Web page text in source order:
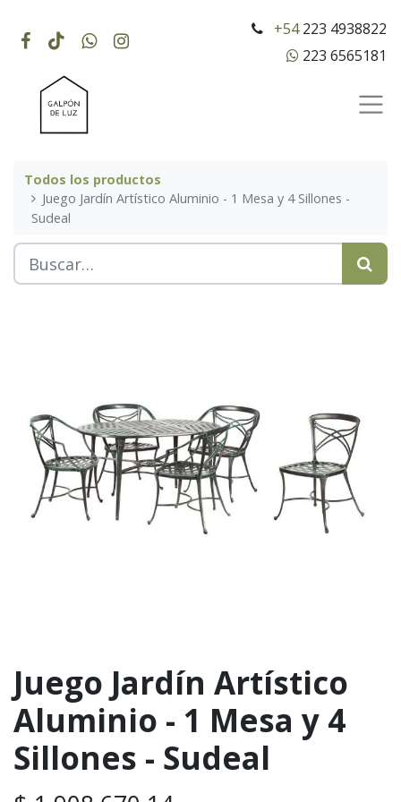
+54223 4938822
223 6565181
Todos los productos
Juego Jardín Artístico Aluminio - 1 Mesa y 4 Sillones -
Sudeal
Juego Jardín Artístico
Aluminio - 1 Mesa y 4
Sillones - Sudeal